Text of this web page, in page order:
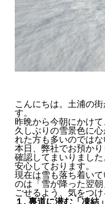
こんにちは。土浦の
す。
昨晩から今朝にかけて
久しぶりの雪景色に
れた方も多いのではな
本日、弊社でお預か
確認してまいりまし
安心しております。
現在は雪も落ち着い
のは「雪が降った翌
ごせるよう、気をつ
１. 裏道に潜む「凍結